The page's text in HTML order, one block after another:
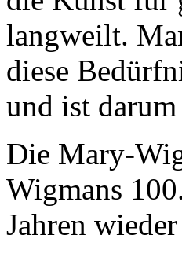
langweilt.
diese
und ist
Die Mary-
Wigmans
Jahren